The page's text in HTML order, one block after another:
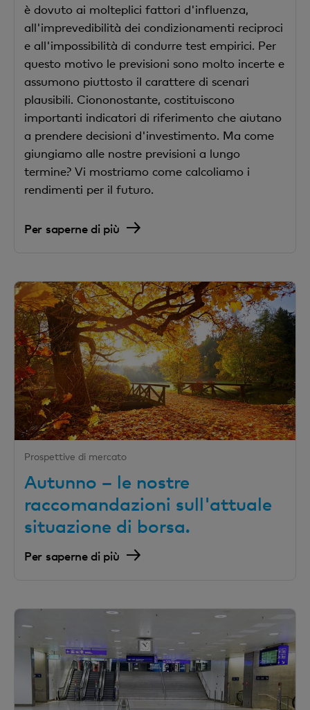
è dovuto ai molteplici fattori d'influenza,
all'imprevedibilità dei condizionamenti reciproci
e all'impossibilità di condurre test empirici. Per
questo motivo le previsioni sono molto incerte e
assumono piuttosto il carattere di scenari
plausibili. Ciononostante, costituiscono
importanti indicatori di riferimento che aiutano
a prendere decisioni d'investimento. Ma come
giungiamo alle nostre previsioni a lungo
termine? Vi mostriamo come calcoliamo i
rendimenti per il futuro.
Per saperne di più
Prospettive di mercato
Autunno – le nostre
raccomandazioni sull'attuale
situazione di borsa.
Per saperne di più